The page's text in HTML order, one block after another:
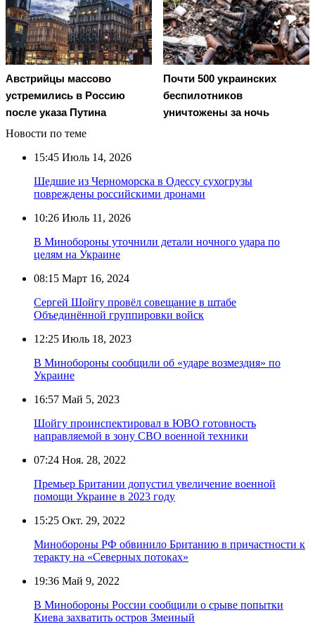
Австрийцы массово
устремились в Россию
после указа Путина
Почти 500 украинских
беспилотников
уничтожены за ночь
Новости по теме
15:45 Июль 14, 2026
Шедшие из Черноморска в Одессу сухогрузы
повреждены российскими дронами
10:26 Июль 11, 2026
В Минобороны уточнили детали ночного удара по
целям на Украине
08:15 Март 16, 2024
Сергей Шойгу провёл совещание в штабе
Объединённой группировки войск
12:25 Июль 18, 2023
В Минобороны сообщили об «ударе возмездия» по
Украине
16:57 Май 5, 2023
Шойгу проинспектировал в ЮВО готовность
направляемой в зону СВО военной техники
07:24 Ноя. 28, 2022
Премьер Британии допустил увеличение военной
помощи Украине в 2023 году
15:25 Окт. 29, 2022
Минобороны РФ обвинило Британию в причастности к
теракту на «Северных потоках»
19:36 Май 9, 2022
В Минобороны России сообщили о срыве попытки
Киева захватить остров Змеиный